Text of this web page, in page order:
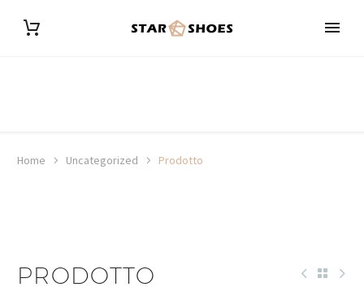
Home Uncategorized Prodotto
PRODOTTO